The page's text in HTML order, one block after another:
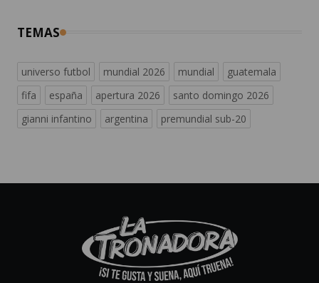
TEMAS
universo futbol mundial 2026 mundial
guatemala
fifa
españa apertura 2026
santo domingo 2026
gianni infantino
argentina premundial sub-20